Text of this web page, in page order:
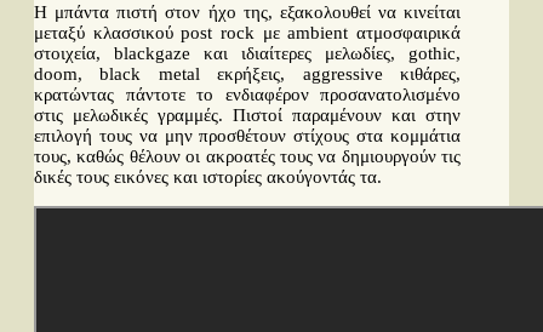
Η μπάντα πιστή στον ήχο της, εξακολουθεί να κινείται
μεταξύ κλασσικού post rock με ambient ατμοσφαιρικά
στοιχεία, blackgaze και ιδιαίτερες μελωδίες, gothic,
doom, black metal εκρήξεις, aggressive κιθάρες,
κρατώντας πάντοτε το ενδιαφέρον προσανατολισμένο
στις μελωδικές γραμμές. Πιστοί παραμένουν και στην
επιλογή τους να μην προσθέτουν στίχους στα κομμάτια
τους, καθώς θέλουν οι ακροατές τους να δημιουργούν τις
δικές τους εικόνες και ιστορίες ακούγοντάς τα.